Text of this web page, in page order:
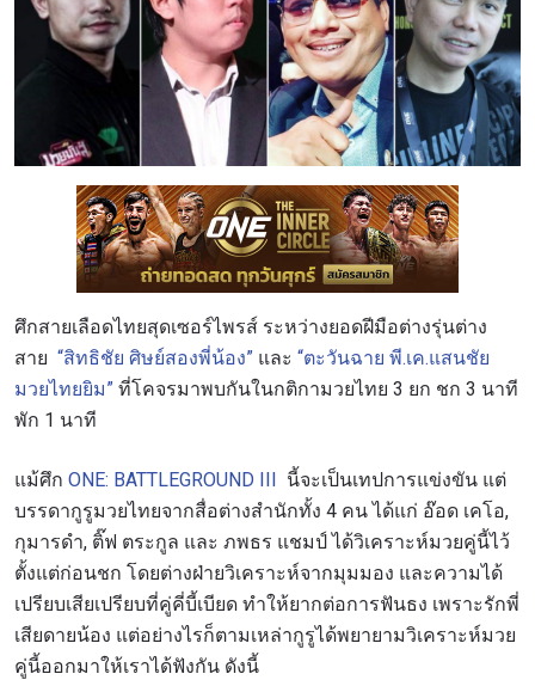
ศึกสายเลือดไทยสุดเซอร์ไพรส์ ระหว่างยอดฝีมือต่างรุ่นต่าง
สาย “สิทธิชัย ศิษย์สองพี่น้อง” และ “ตะวันฉาย พี.เค.แสนชัย
มวยไทยยิม” ที่โคจรมาพบกันในกติกามวยไทย 3 ยก ชก 3 นาที
พัก 1 นาที
แม้ศึก ONE: BATTLEGROUND III
นี้จะเป็นเทปการแข่งขัน แต่
บรรดากูรูมวยไทยจากสื่อต่างสำนักทั้ง 4 คน ได้แก่ อ๊อด เคโอ,
กุมารดำ, ติ๊ฟ ตระกูล และ ภพธร แชมป์ ได้วิเคราะห์มวยคู่นี้ไว้
ตั้งแต่ก่อนชก โดยต่างฝ่ายวิเคราะห์จากมุมมอง และความได้
เปรียบเสียเปรียบที่คู่คี่บี้เบียด ทำให้ยากต่อการฟันธง เพราะรักพี่
เสียดายน้อง แต่อย่างไรก็ตามเหล่ากูรูได้พยายามวิเคราะห์มวย
คู่นี้ออกมาให้เราได้ฟังกัน ดังนี้